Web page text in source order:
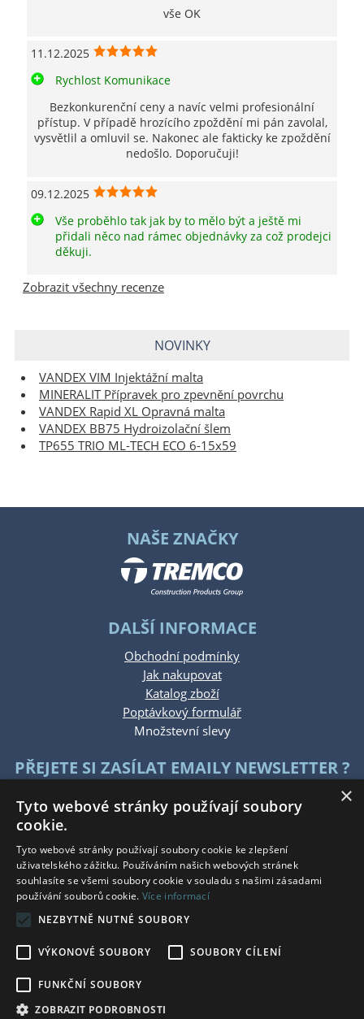
vše OK
11.12.2025
Rychlost Komunikace
Bezkonkurenční ceny a navíc velmi profesionální
přístup. V případě hrozícího zpoždění mi pán zavolal,
vysvětlil a omluvil se. Nakonec ale fakticky ke zpoždění
nedošlo. Doporučuji!
09.12.2025
Vše proběhlo tak jak by to mělo být a ještě mi
přidali něco nad rámec objednávky za což prodejci
děkuji.
Zobrazit všechny recenze
NOVINKY
VANDEX VIM Injektážní malta
MINERALIT Přípravek pro zpevnění povrchu
VANDEX Rapid XL Opravná malta
VANDEX BB75 Hydroizolační šlem
TP655 TRIO ML-TECH ECO 6-15x59
NAŠE ZNAČKY
DALŠÍ INFORMACE
Obchodní podmínky
Jak nakupovat
Katalog zboží
Poptávkový formulář
Množstevní slevy
PŘEJETE SI ZASÍLAT EMAILY NEWSLETTER ?
KONTAKTUJTE NÁS
Po - Pá: 7:30 - 15:30
Tel.: +420 777 215 146
E-mail: eshop@bauwerkg.cz
×
Tyto webové stránky používají soubory
cookie.
Tyto webové stránky používají soubory cookie ke zlepšení
uživatelského zážitku. Používáním našich webových stránek
souhlasíte se všemi soubory cookie v souladu s našimi zásadami
používání souborů cookie. Více informací
NEZBYTNĚ NUTNÉ SOUBORY
VÝKONOVÉ SOUBORY SOUBORY CÍLENÍ
FUNKČNÍ SOUBORY
ZOBRAZIT PODROBNOSTI